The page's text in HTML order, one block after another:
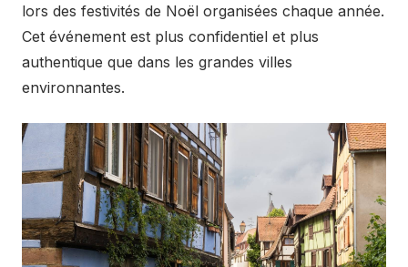
lors des festivités de Noël organisées chaque année.
Cet événement est plus confidentiel et plus
authentique que dans les grandes villes
environnantes.